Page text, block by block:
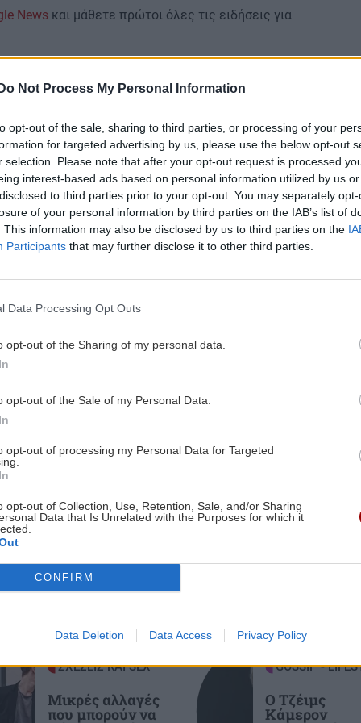
Do Not Process My Personal Information
opt-out of the sale, sharing to third parties, or processing of your
for targeted advertising by us, please use the below opt-out
selection. Please note that after your opt-out request is processed
interest-based ads based on personal information utilized by us
to third parties prior to your opt-out. You may separately
of your personal information by third parties on the IAB’s list of
This information may also be disclosed by us to third parties on the
Participants that may further disclose it to other third parties.
Data Processing Opt Outs
opt-out of the Sharing of my personal data.
opt-out of the Sale of my Personal Data.
opt-out of processing my Personal Data for Targeted
opt-out of Collection, Use, Retention, Sale, and/or Sharing
Data that Is Unrelated with the Purposes for which it
CONFIRM
Data Deletion Data Access Privacy Policy
News και μάθετε πρώτοι όλες τις ειδήσεις για
να
22:32
22:11
21:14
ΟΜΟΡΦΙΑ
Ρωσικό πεντικιούρ: Χωρίς σταγόνα
νερό - Η άνυδρη μέθοδος που κάνει τα
πόνο)
Η Ελένη Βουλγαράκη διαψεύδει τον
Ιστορική πρωτιά στην Επίδαυρο: Οι
«Τρωάδες» προσβάσιμες σε άτομα με
επίδομα σε περισσότερους από 1.600
φοιτητές του Πανεπιστημίου Κρήτης
20:44
ΕΛΛΑΔΑ
«Στέρεψε» η αγορά από πινακίδες
κυκλοφορίας: Χιλιάδες αυτοκίνητα
παραμένουν αταξινόμητα
οι ειδήσεις
ΣΧΕΣΕΙΣ ΚΑΙ SEX
Μικρές αλλαγές
που μπορούν να
GOSSIP -
Ο Τζέιμς
Κάμερον